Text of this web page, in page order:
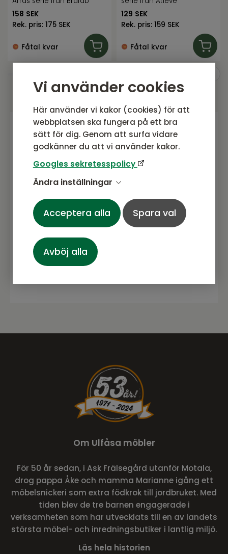
Vi använder cookies
Här använder vi kakor (cookies) för att
webbplatsen ska fungera på ett bra
sätt för dig. Genom att surfa vidare
godkänner du att vi använder kakor.
Googles sekretesspolicy
Ändra inställningar
Acceptera alla Spara val
Avböj alla
158 SEK
Rek. pris: 175 SEK
Fåtal kvar
129 SEK
Rek. pris: 159 SEK
Fåtal kvar
Gå med i vårt nyhetsbrev
Prenumerera gärna på vårt nyhetsbrev.
Här kommer vi dela senaste nytt om
produkter, erbjudanden och annat
Prenumerera
Om Ulfåsa möbler
För 50 år sedan, i Ask Frälsegård utanför Motala,
drog pappa Åke och mamma Marianne igång ett
möbelsnickeri som extra födkrok till jordbruket. Med
tiden blev de tre barnen engagerade i
verksamheten som har utvecklats till en av landets
största möbel- och inredningsbutiker i lantlig miljö.
Läs hela historien